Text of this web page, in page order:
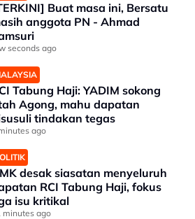
Buat masa ini, Bersatu
anggota PN - Ahmad
seconds ago
Tabung Haji: YADIM sokong
Agong, mahu dapatan
tindakan tegas
ago
desak siasatan menyeluruh
RCI Tabung Haji, fokus
isu kritikal
minutes ago